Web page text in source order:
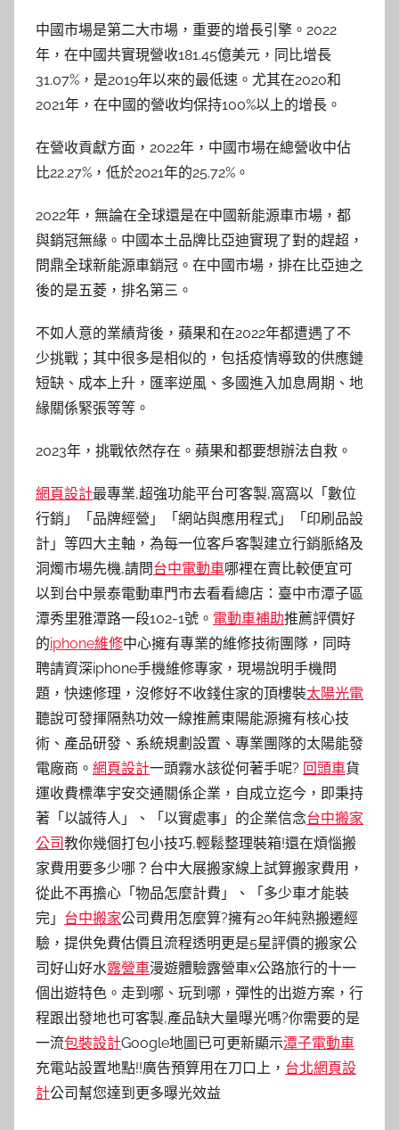
中國市場是第二大市場，重要的增長引擎。2022
年，在中國共實現營收181.45億美元，同比增長
31.07%，是2019年以來的最低速。尤其在2020和
2021年，在中國的營收均保持100%以上的增長。
在營收貢獻方面，2022年，中國市場在總營收中佔
比22.27%，低於2021年的25.72%。
2022年，無論在全球還是在中國新能源車市場，都
與銷冠無緣。中國本土品牌比亞迪實現了對的趕超，
問鼎全球新能源車銷冠。在中國市場，排在比亞迪之
後的是五菱，排名第三。
不如人意的業績背後，蘋果和在2022年都遭遇了不
少挑戰；其中很多是相似的，包括疫情導致的供應鏈
短缺、成本上升，匯率逆風、多國進入加息周期、地
緣關係緊張等等。
2023年，挑戰依然存在。蘋果和都要想辦法自救。
網頁設計最專業,超強功能平台可客製,窩窩以「數位
行銷」「品牌經營」「網站與應用程式」「印刷品設
計」等四大主軸，為每一位客戶客製建立行銷脈絡及
洞燭市場先機,請問台中電動車哪裡在賣比較便宜可
以到台中景泰電動車門市去看看總店：臺中市潭子區
潭秀里雅潭路一段102-1號。 電動車補助推薦評價好
的iphone維修中心擁有專業的維修技術團隊，同時
聘請資深iphone手機維修專家，現場說明手機問
題，快速修理，沒修好不收錢住家的頂樓裝太陽光電
聽說可發揮隔熱功效一線推薦東陽能源擁有核心技
術、產品研發、系統規劃設置、專業團隊的太陽能發
電廠商。 網頁設計一頭霧水該從何著手呢? 回頭車貨
運收費標準宇安交通關係企業，自成立迄今，即秉持
著「以誠待人」、「以實處事」的企業信念台中搬家
公司教你幾個打包小技巧,輕鬆整理裝箱!還在煩惱搬
家費用要多少哪？台中大展搬家線上試算搬家費用，
從此不再擔心「物品怎麼計費」、「多少車才能裝
完」 台中搬家公司費用怎麼算?擁有20年純熟搬遷經
驗，提供免費估價且流程透明更是5星評價的搬家公
司好山好水露營車漫遊體驗露營車x公路旅行的十一
個出遊特色。走到哪、玩到哪，彈性的出遊方案，行
程跟出發地也可客製,產品缺大量曝光嗎?你需要的是
一流包裝設計Google地圖已可更新顯示潭子電動車
充電站設置地點!!廣告預算用在刀口上， 台北網頁設
計公司幫您達到更多曝光效益